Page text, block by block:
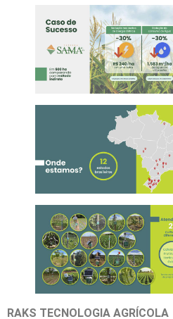
RAKS TECNOLOGIA AGRÍCOLA